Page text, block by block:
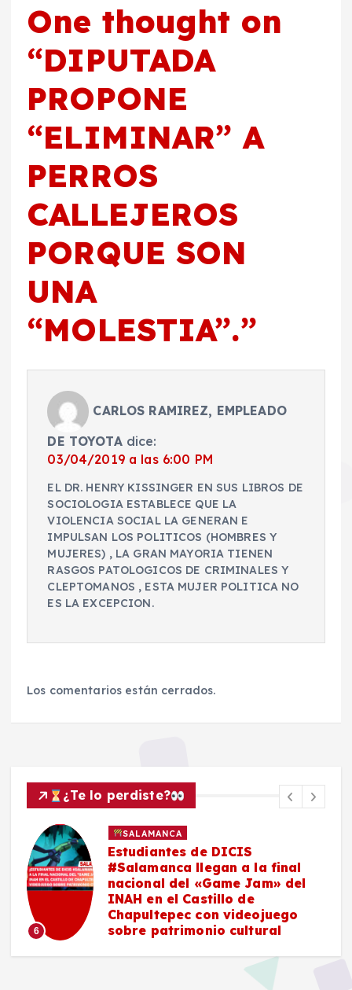
One thought on
“DIPUTADA
PROPONE
“ELIMINAR” A
PERROS
CALLEJEROS
PORQUE SON
UNA
“MOLESTIA”.”
CARLOS RAMIREZ, EMPLEADO
DE TOYOTA dice:
03/04/2019 a las 6:00 PM
EL DR. HENRY KISSINGER EN SUS LIBROS DE
SOCIOLOGIA ESTABLECE QUE LA
VIOLENCIA SOCIAL LA GENERAN E
IMPULSAN LOS POLITICOS (HOMBRES Y
MUJERES) , LA GRAN MAYORIA TIENEN
RASGOS PATOLOGICOS DE CRIMINALES Y
CLEPTOMANOS , ESTA MUJER POLITICA NO
ES LA EXCEPCION.
Los comentarios están cerrados.
¿Te lo perdiste?
6
SALAMANCA
Estudiantes de DICIS
#Salamanca llegan a la final
nacional del «Game Jam» del
INAH en el Castillo de
Chapultepec con videojuego
sobre patrimonio cultural